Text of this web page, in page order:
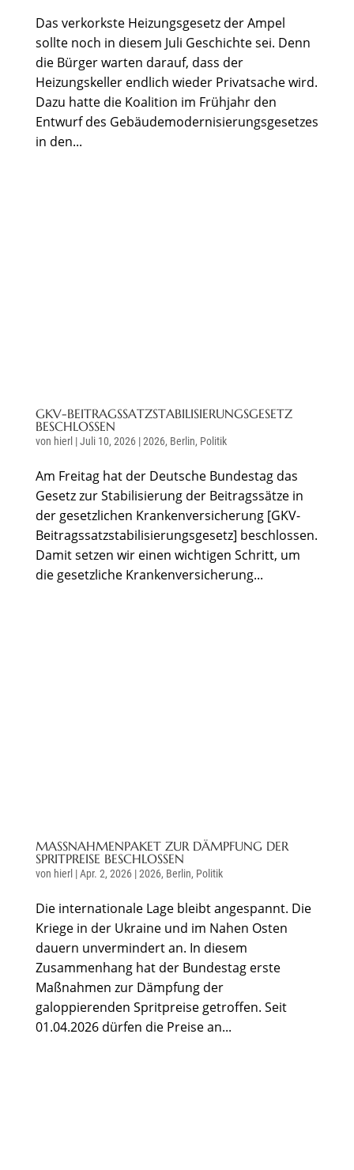
Das verkorkste Heizungsgesetz der Ampel
sollte noch in diesem Juli Geschichte sei. Denn
die Bürger warten darauf, dass der
Heizungskeller endlich wieder Privatsache wird.
Dazu hatte die Koalition im Frühjahr den
Entwurf des Gebäudemodernisierungsgesetzes
in den...
GKV-BEITRAGSSATZSTABILISIERUNGSGESETZ
BESCHLOSSEN
von hierl|Juli 10, 2026|2026, Berlin, Politik
Am Freitag hat der Deutsche Bundestag das
Gesetz zur Stabilisierung der Beitragssätze in
der gesetzlichen Krankenversicherung [GKV-
Beitragssatzstabilisierungsgesetz] beschlossen.
Damit setzen wir einen wichtigen Schritt, um
die gesetzliche Krankenversicherung...
MASSNAHMENPAKET ZUR DÄMPFUNG DER S
PRITPREISE BESCHLOSSEN
von hierl |Apr. 2, 2026|2026, Berlin, Politik
Die internationale Lage bleibt angespannt. Die
Kriege in der Ukraine und im Nahen Osten
dauern unvermindert an. In diesem
Zusammenhang hat der Bundestag erste
Maßnahmen zur Dämpfung der
galoppierenden Spritpreise getroffen. Seit
01.04.2026 dürfen die Preise an...